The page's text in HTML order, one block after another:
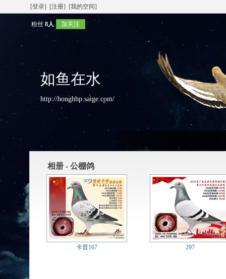
[登录] [注册] [我的空间]
粉丝 8人 加关注
如鱼在水
http://honghhp.saige.com/
相册 - 公棚鸽
卡普167 297